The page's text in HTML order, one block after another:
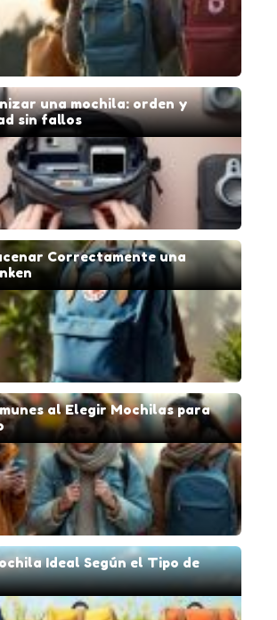
una mochila: orden y
sin fallos
Correctamente una
al Elegir Mochilas para
Ideal Según el Tipo de